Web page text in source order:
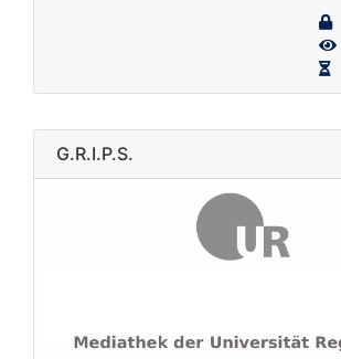
G.R.I.P.S.